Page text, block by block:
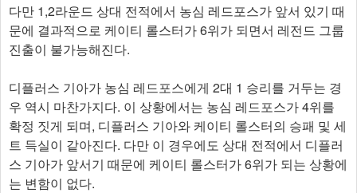
다만 1,2라운드 상대 전적에서 농심 레드포스가 앞서 있기 때
문에 결과적으로 케이티 롤스터가 6위가 되면서 레전드 그룹
진출이 불가능해진다.
디플러스 기아가 농심 레드포스에게 2대 1 승리를 거두는 경
우 역시 마찬가지다. 이 상황에서는 농심 레드포스가 4위를
확정 짓게 되며, 디플러스 기아와 케이티 롤스터의 승패 및 세
트 득실이 같아진다. 다만 이 경우에도 상대 전적에서 디플러
스 기아가 앞서기 때문에 케이티 롤스터가 6위가 되는 상황에
는 변함이 없다.